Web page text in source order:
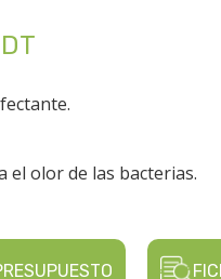
el olor de las bacterias.